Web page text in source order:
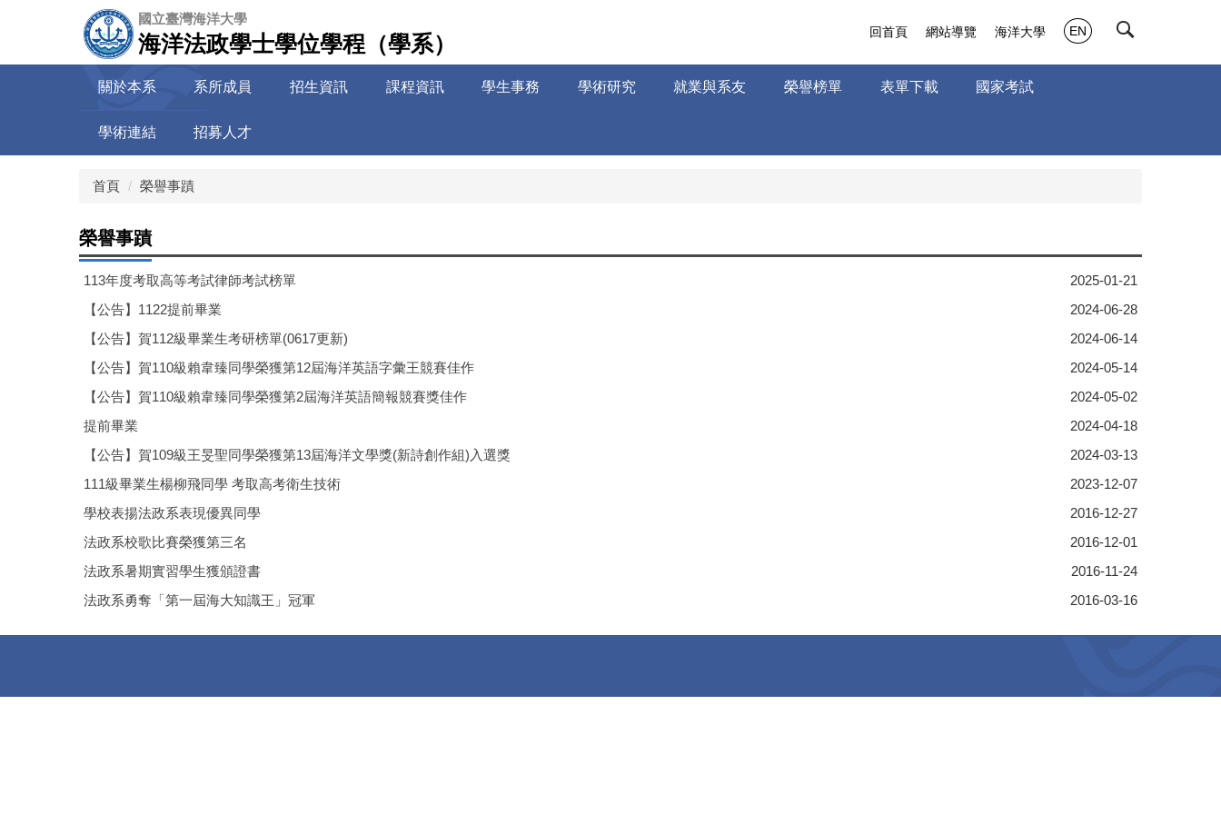
國立臺灣海洋大學
海洋法政學士學位學程（學系）
關於本系 系所成員 招生資訊 課程資訊 學生事務 學術研究 就業與系友 榮譽榜單 表單下載 國家考試
學術連結 招募人才
回首頁 網站導覽 海洋大學 EN
首頁 榮譽事蹟
榮譽事蹟
113年度考取高等考試律師考試榜單
2025-01-21
【公告】1122提前畢業
2024-06-28
【公告】賀112級畢業生考研榜單(0617更新)
2024-06-14
【公告】賀110級賴韋臻同學榮獲第12屆海洋英語字彙王競賽佳作
2024-05-14
【公告】賀110級賴韋臻同學榮獲第2屆海洋英語簡報競賽獎佳作
2024-05-02
提前畢業
2024-04-18
【公告】賀109級王旻聖同學榮獲第13屆海洋文學獎(新詩創作組)入選獎
2024-03-13
111級畢業生楊柳飛同學 考取高考衛生技術
2023-12-07
學校表揚法政系表現優異同學
2016-12-27
法政系校歌比賽榮獲第三名
2016-12-01
法政系暑期實習學生獲頒證書
2016-11-24
法政系勇奪「第一屆海大知識王」冠軍
2016-03-16